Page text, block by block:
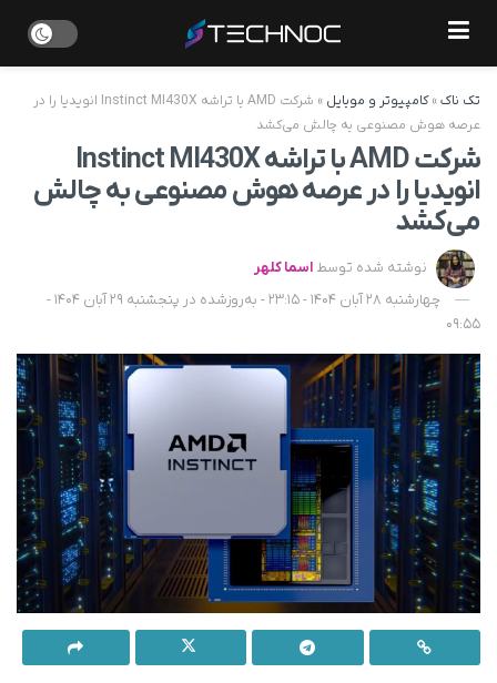
تک ناک»کامپیوتر و موبایل »
شرکت AMD با تراشه Instinct MI430X انویدیا را در
عرصه هوش مصنوعی به چالش می‌کشد
شرکت AMD با تراشه Instinct MI430X
انویدیا را در عرصه هوش مصنوعی به چالش
می‌کشد
نوشته شده توسط اسما کلهر
چهارشنبه 28 آبان 1404 - 23:15 - به‌روزشده در پنجشنبه 29 آبان 1404 -
09:55